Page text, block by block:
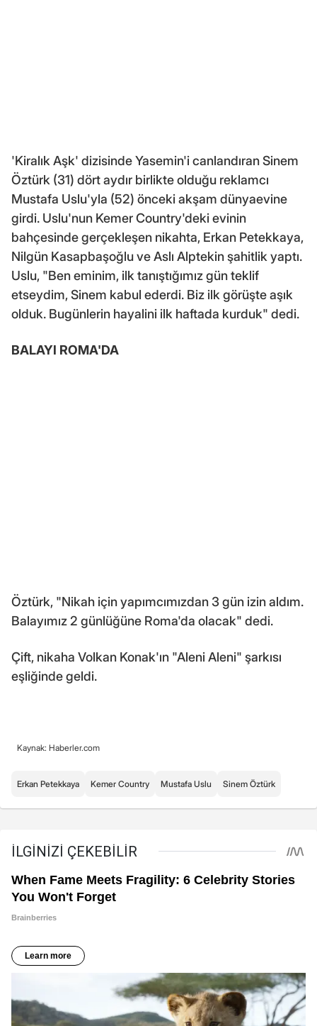
'Kiralık Aşk' dizisinde Yasemin'i canlandıran Sinem
Öztürk (31) dört aydır birlikte olduğu reklamcı
Mustafa Uslu'yla (52) önceki akşam dünyaevine
girdi. Uslu'nun Kemer Country'deki evinin
bahçesinde gerçekleşen nikahta, Erkan Petekkaya,
Nilgün Kasapbaşoğlu ve Aslı Alptekin şahitlik yaptı.
Uslu, "Ben eminim, ilk tanıştığımız gün teklif
etseydim, Sinem kabul ederdi. Biz ilk görüşte aşık
olduk. Bugünlerin hayalini ilk haftada kurduk" dedi.
BALAYI ROMA'DA
Öztürk, "Nikah için yapımcımızdan 3 gün izin aldım.
Balayımız 2 günlüğüne Roma'da olacak" dedi.
Çift, nikaha Volkan Konak'ın "Aleni Aleni" şarkısı
eşliğinde geldi.
Kaynak: Haberler.com
Erkan Petekkaya Kemer Country Mustafa Uslu Sinem Öztürk